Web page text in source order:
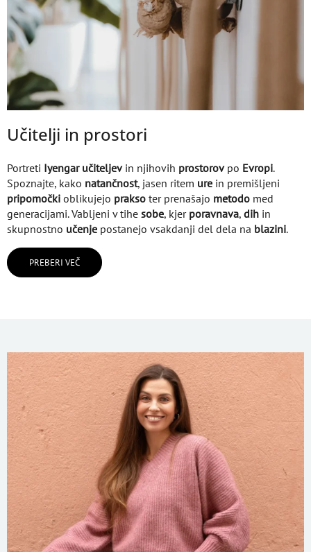
Učitelji in prostori
Portreti Iyengar učiteljevin njihovih prostorovpo Evropi.
Spoznajte, kako natančnost, jasen ritem ure in premišljeni
pripomočki oblikujejo prakso ter prenašajo metodo med
generacijami. Vabljeni v tihe sobe, kjer poravnava, dih in
skupnostno učenje postanejo vsakdanji del dela na blazini.
PREBERI VEČ